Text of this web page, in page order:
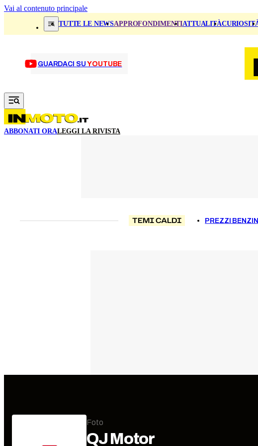
Vai al contenuto principale
TUTTE LE NEWSAPPROFONDIMENTIATTUALITÀ
GUARDACI SUYOUTUBE
ABBONATI ORALEGGI LA RIVISTA
TEMI CALDI PREZZI
Foto
QJ Motor